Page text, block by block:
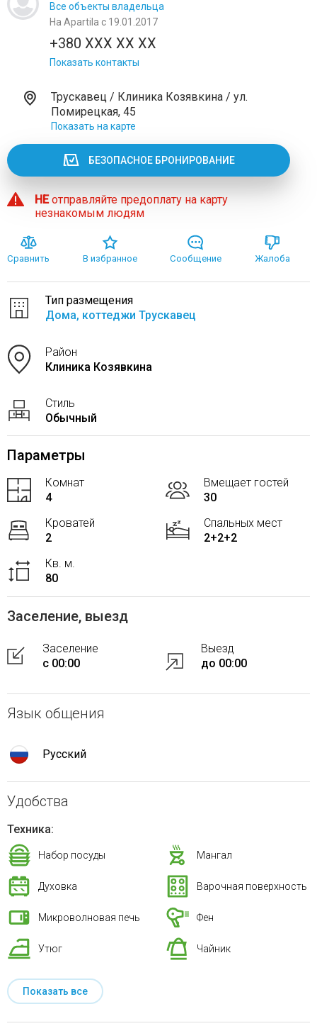
Все объекты владельца
На Apartila с 19.01.2017
+380 XXX XX XX
Показать контакты
Трускавец / Клиника Козявкина / ул.
Помирецкая, 45
Показать на карте
БЕЗОПАСНОЕ БРОНИРОВАНИЕ
НЕотправляйте предоплату на карту
незнакомым людям
Сравнить В избранное Сообщение Жалоба
Тип размещения
Дома, коттеджи Трускавец
Район
Клиника Козявкина
Стиль
Обычный
Параметры
Комнат
4
Вмещает гостей
30
Кроватей
2
Спальных мест
2+2+2
Кв. м.
80
Заселение, выезд
Заселение
с 00:00
Выезд
до 00:00
Язык общения
Русский
Удобства
Техника:
Набор посуды Мангал
Духовка Варочная поверхность
Микроволновая печь Фен
Утюг Чайник
Показать все